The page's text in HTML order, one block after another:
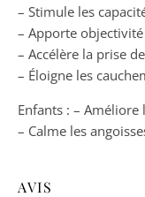
– Stimule les
– Apporte
– Accélère la prise
– Éloigne les
Enfants : –
– Calme les
AVIS